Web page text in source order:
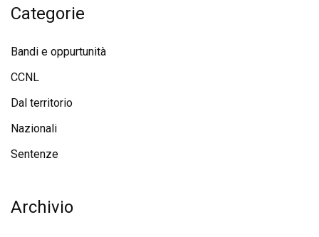
Categorie
Bandi e oppurtunità
CCNL
Dal territorio
Nazionali
Sentenze
Archivio